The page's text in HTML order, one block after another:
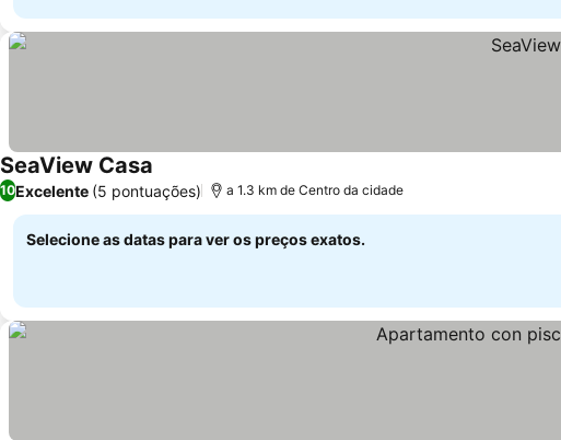
SeaView Casa
10Excelente (5 pontuações) a 1.3 km de Centro da cidade
Selecione as datas para ver os preços exatos.